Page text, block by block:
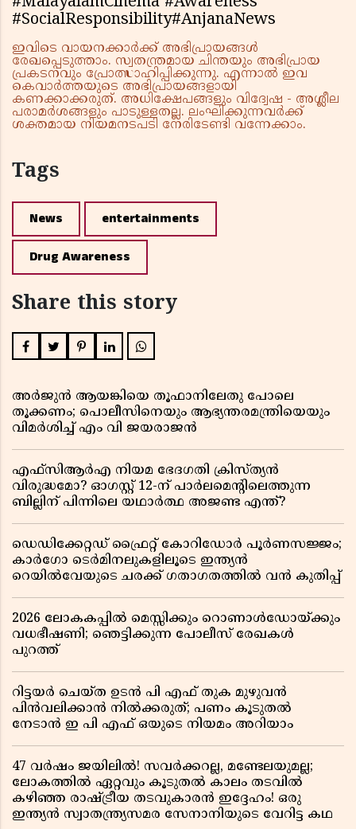
#SocialResponsibility#AnjanaNews
ഇവിടെ വായനക്കാർക്ക് അഭിപ്രായങ്ങൾ
രേഖപ്പെടുത്താം. സ്വതന്ത്രമായ ചിന്തയും അഭിപ്രായ
പ്രകടനവും പ്രോത്സാഹിപ്പിക്കുന്നു. എന്നാൽ ഇവ
കെവാർത്തയുടെ അഭിപ്രായങ്ങളായി
കണക്കാക്കരുത്. അധിക്ഷേപങ്ങളും വിദ്വേഷ - അശ്ലീല
പരാമർശങ്ങളും പാടുള്ളതല്ല. ലംഘിക്കുന്നവർക്ക്
ശക്തമായ നിയമനടപടി നേരിടേണ്ടി വന്നേക്കാം.
Tags
News entertainments
Drug Awareness
Share this story
അർജുൻ ആയങ്കിയെ തൂഫാനിലേതു പോലെ
തൂക്കണം; പൊലീസിനെയും ആഭ്യന്തരമന്ത്രിയെയും
വിമർശിച്ച് എം വി ജയരാജൻ
എഫ്സിആർഎ നിയമ ഭേദഗതി ക്രിസ്ത്യൻ
വിരുദ്ധമോ? ഓഗസ്റ്റ് 12-ന് പാർലമെന്റിലെത്തുന്ന
ബില്ലിന് പിന്നിലെ യഥാർത്ഥ അജണ്ട എന്ത്?
ഡെഡിക്കേറ്റഡ് ഫ്രൈറ്റ് കോറിഡോർ പൂർണസജ്ജം;
കാർഗോ ടെർമിനലുകളിലൂടെ ഇന്ത്യൻ
റെയിൽവേയുടെ ചരക്ക് ഗതാഗതത്തിൽ വൻ കുതിപ്പ്
2026 ലോകകപ്പിൽ മെസ്സിക്കും റൊണാൾഡോയ്ക്കും
വധഭീഷണി; ഞെട്ടിക്കുന്ന പോലീസ് രേഖകൾ
പുറത്ത്
റിട്ടയർ ചെയ്ത ഉടൻ പി എഫ് തുക മുഴുവൻ
പിൻവലിക്കാൻ നിൽക്കരുത്; പണം കൂടുതൽ
നേടാൻ ഇ പി എഫ് ഒയുടെ നിയമം അറിയാം
47 വർഷം ജയിലിൽ! സവർക്കറല്ല, മണ്ടേലയുമല്ല;
ലോകത്തിൽ ഏറ്റവും കൂടുതൽ കാലം തടവിൽ
കഴിഞ്ഞ രാഷ്ട്രീയ തടവുകാരൻ ഇദ്ദേഹം! ഒരു
ഇന്ത്യൻ സ്വാതന്ത്ര്യസമര സേനാനിയുടെ വേറിട്ട കഥ